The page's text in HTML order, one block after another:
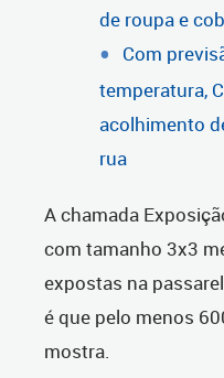
de roupa e
Com
temperatura,
acolhimento
rua
A chamada
com tamanho 3x3
expostas na
é que pelo menos
mostra.